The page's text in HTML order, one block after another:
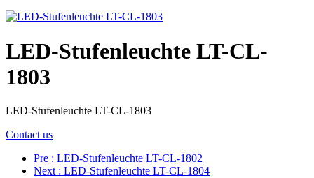
LED-Stufenleuchte LT-CL-
1803
LED-Stufenleuchte LT-CL-1803
Contact us
Pre : LED-Stufenleuchte LT-CL-1802
Next : LED-Stufenleuchte LT-CL-1804